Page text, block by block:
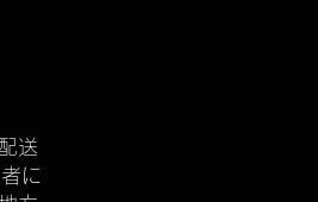
送
に